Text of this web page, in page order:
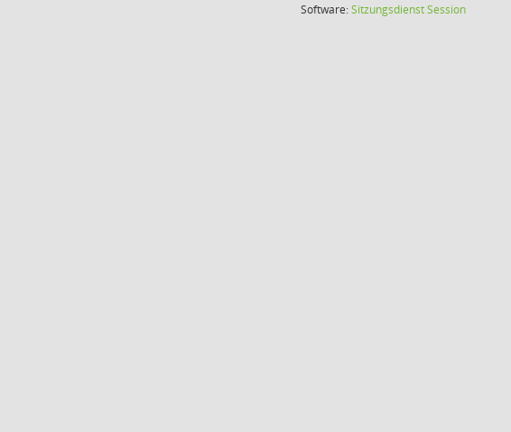
Software:SitzungsdienstSession(Wird in